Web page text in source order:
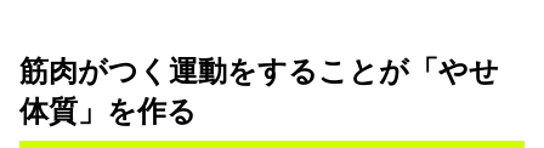
筋肉がつく運動をすることが「やせ
体質」を作る